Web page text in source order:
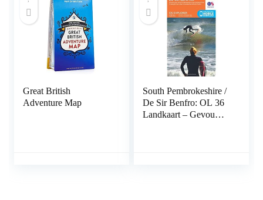
Great British
Adventure Map
South Pembrokeshire /
De Sir Benfro: OL 36
Landkaart – Gevouwen